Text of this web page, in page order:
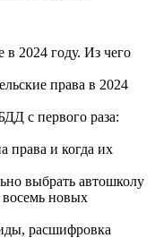
2024 году. Из чего
права в 2024
с первого раза:
права и когда их
выбрать автошколу
новых
расшифровка